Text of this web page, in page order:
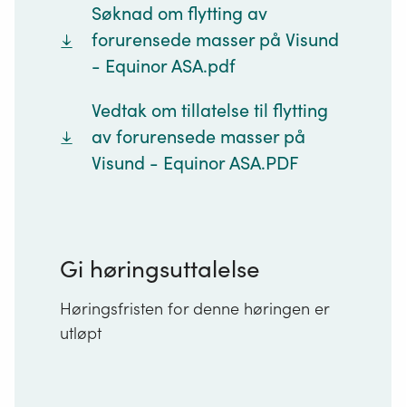
Søknad om flytting av
forurensede masser på Visund
- Equinor ASA.pdf
Vedtak om tillatelse til flytting
av forurensede masser på
Visund - Equinor ASA.PDF
Gi høringsuttalelse
Høringsfristen for denne høringen er
utløpt